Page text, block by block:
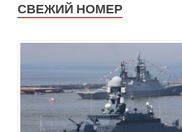
СВЕЖИЙ НОМЕР